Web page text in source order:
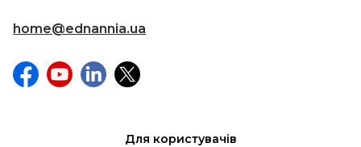
home@ednannia.ua
Для користувачів